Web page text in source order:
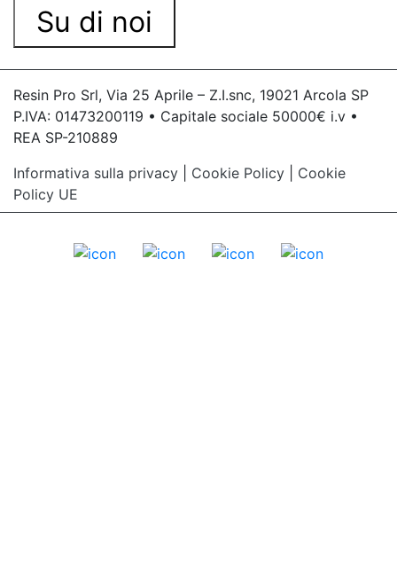
Su di noi
Resin Pro Srl, Via 25 Aprile – Z.I.snc, 19021 Arcola SP
P.IVA: 01473200119 • Capitale sociale 50000€ i.v •
REA SP-210889
Informativa sulla privacy
Cookie Policy
Cookie
Policy UE